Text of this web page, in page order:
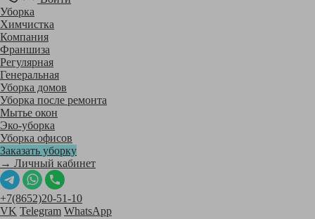
Уборка
Химчистка
Компания
Франшиза
Регулярная
Генеральная
Уборка домов
Уборка после ремонта
Мытье окон
Эко-уборка
Уборка офисов
Заказать уборку
→ Личный кабинет
+7(8652)20-51-10
VK Telegram WhatsApp